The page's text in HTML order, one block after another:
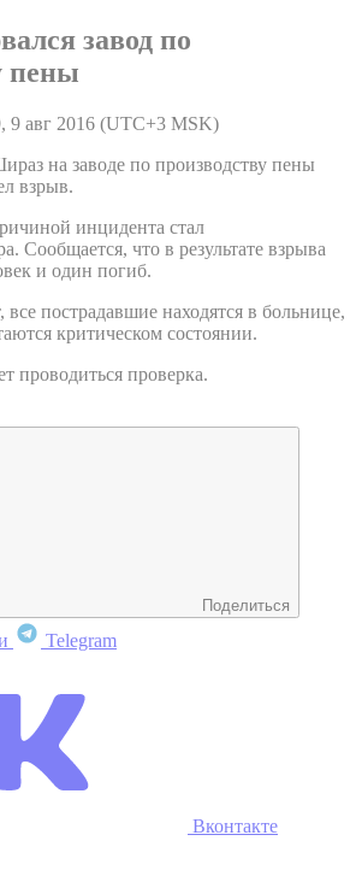
завод по
пены
9 авг 2016 (UTC+3 MSK)
на заводе по производству пены
взрыв.
инцидента стал
Сообщается, что в результате взрыва
и один погиб.
пострадавшие находятся в больнице,
критическом состоянии.
проводиться проверка.
Поделиться
Telegram
Вконтакте